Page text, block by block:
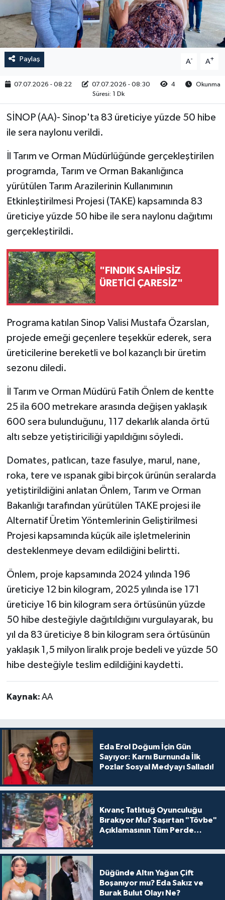
Paylaş A- A+
07.07.2026 - 08:22 07.07.2026 - 08:30 4
Okunma
Süresi: 1 Dk
SİNOP (AA)- Sinop'ta 83 üreticiye yüzde 50 hibe
ile sera naylonu verildi.
İl Tarım ve Orman Müdürlüğünde gerçekleştirilen
programda, Tarım ve Orman Bakanlığınca
yürütülen Tarım Arazilerinin Kullanımının
Etkinleştirilmesi Projesi (TAKE) kapsamında 83
üreticiye yüzde 50 hibe ile sera naylonu dağıtımı
gerçekleştirildi.
"FINDIK SAHİPSİZ
ÜRETİCİ ÇARESİZ"
Programa katılan Sinop Valisi Mustafa Özarslan,
projede emeği geçenlere teşekkür ederek, sera
üreticilerine bereketli ve bol kazançlı bir üretim
sezonu diledi.
İl Tarım ve Orman Müdürü Fatih Önlem de kentte
25 ila 600 metrekare arasında değişen yaklaşık
600 sera bulunduğunu, 117 dekarlık alanda örtü
altı sebze yetiştiriciliği yapıldığını söyledi.
Domates, patlıcan, taze fasulye, marul, nane,
roka, tere ve ıspanak gibi birçok ürünün seralarda
yetiştirildiğini anlatan Önlem, Tarım ve Orman
Bakanlığı tarafından yürütülen TAKE projesi ile
Alternatif Üretim Yöntemlerinin Geliştirilmesi
Projesi kapsamında küçük aile işletmelerinin
desteklenmeye devam edildiğini belirtti.
Önlem, proje kapsamında 2024 yılında 196
üreticiye 12 bin kilogram, 2025 yılında ise 171
üreticiye 16 bin kilogram sera örtüsünün yüzde
50 hibe desteğiyle dağıtıldığını vurgulayarak, bu
yıl da 83 üreticiye 8 bin kilogram sera örtüsünün
yaklaşık 1,5 milyon liralık proje bedeli ve yüzde 50
hibe desteğiyle teslim edildiğini kaydetti.
Kaynak: AA
Eda Erol Doğum İçin Gün
Sayıyor: Karnı Burnunda İlk
Pozlar Sosyal Medyayı Salladı!
Kıvanç Tatlıtuğ Oyunculuğu
Bırakıyor Mu? Şaşırtan "Tövbe"
Açıklamasının Tüm Perde
Düğünde Altın Yağan Çift
Boşanıyor mu? Eda Sakız ve
Burak Bulut Olayı Ne?
RESMİ İLAN